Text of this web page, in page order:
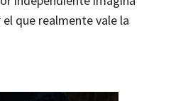
que realmente vale la